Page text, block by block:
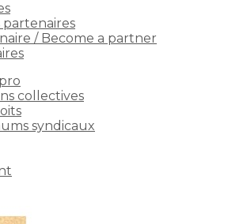
/ Become a partner
collectives
syndicaux